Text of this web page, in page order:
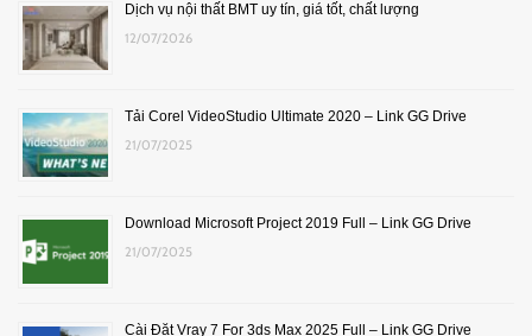
Dịch vụ nội thất BMT uy tín, giá tốt, chất lượng
12/07/2026
Tải Corel VideoStudio Ultimate 2020 – Link GG Drive
21/07/2025
Download Microsoft Project 2019 Full – Link GG Drive
21/07/2025
Cài Đặt Vray 7 For 3ds Max 2025 Full – Link GG Drive